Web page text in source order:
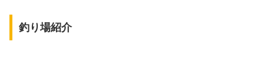
釣り場紹介